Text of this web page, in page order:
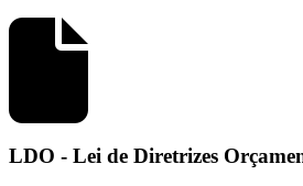
LDO - Lei de Diretrizes